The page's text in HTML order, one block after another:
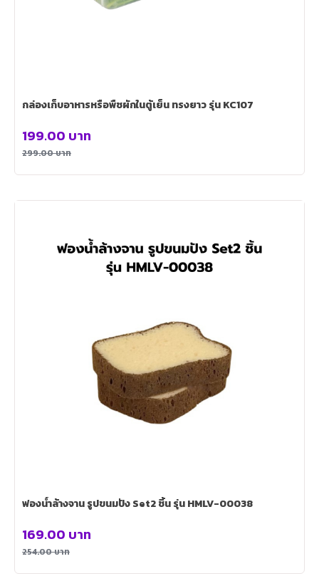
กล่องเก็บอาหารหรือพืชผักในตู้เย็น ทรงยาว รุ่น KC107
299.00บาท
199.00 บาท
ฟองน้ำล้างจาน รูปขนมปัง Set2 ชิ้น รุ่น HMLV-00038
254.00บาท
169.00 บาท